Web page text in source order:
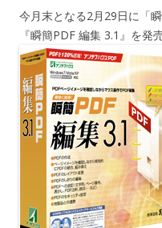
今月末となる2月29日に「
『瞬簡PDF 編集 3.1』を発